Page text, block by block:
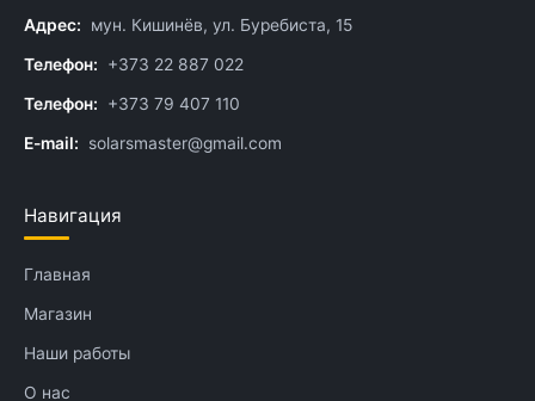
Адрес: мун. Кишинёв, ул. Буребиста, 15
Телефон: +373 22 887 022
Телефон: +373 79 407 110
E-mail: solarsmaster@gmail.com
Навигация
Главная
Магазин
Наши работы
О нас